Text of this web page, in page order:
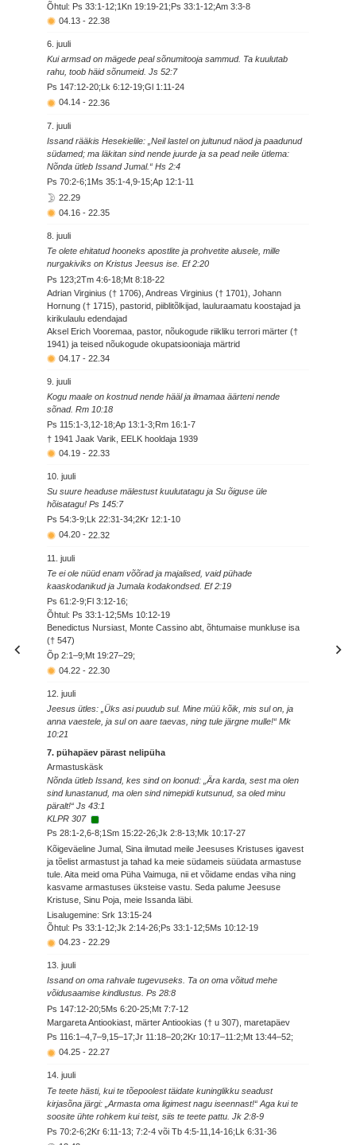
Õhtul: Ps 33:1-12;1Kn 19:19-21;Ps 33:1-12;Am 3:3-8
04.13 - 22.38
6. juuli
Kui armsad on mägede peal sõnumitooja sammud. Ta kuulutab
rahu, toob häid sõnumeid. Js 52:7
Ps 147:12-20;Lk 6:12-19;Gl 1:11-24
04.14 - 22.36
7. juuli
Issand rääkis Hesekielile: „Neil lastel on jultunud näod ja paadunud
südamed; ma läkitan sind nende juurde ja sa pead neile ütlema:
Nõnda ütleb Issand Jumal.“ Hs 2:4
Ps 70:2-6;1Ms 35:1-4,9-15;Ap 12:1-11
22.29
04.16 - 22.35
8. juuli
Te olete ehitatud hooneks apostlite ja prohvetite alusele, mille
nurgakiviks on Kristus Jeesus ise. Ef 2:20
Ps 123;2Tm 4:6-18;Mt 8:18-22
Adrian Virginius († 1706), Andreas Virginius († 1701), Johann
Hornung († 1715), pastorid, piiblitõlkijad, lauluraamatu koostajad ja
kirikulaulu edendajad
Aksel Erich Vooremaa, pastor, nõukogude riikliku terrori märter (†
1941) ja teised nõukogude okupatsiooniaja märtrid
04.17 - 22.34
9. juuli
Kogu maale on kostnud nende hääl ja ilmamaa äärteni nende
sõnad. Rm 10:18
Ps 115:1-3,12-18;Ap 13:1-3;Rm 16:1-7
† 1941 Jaak Varik, EELK hooldaja 1939
04.19 - 22.33
10. juuli
Su suure headuse mälestust kuulutatagu ja Su õiguse üle
hõisatagu! Ps 145:7
Ps 54:3-9;Lk 22:31-34;2Kr 12:1-10
04.20 - 22.32
11. juuli
Te ei ole nüüd enam võõrad ja majalised, vaid pühade
kaaskodanikud ja Jumala kodakondsed. Ef 2:19
Ps 61:2-9;Fl 3:12-16;
Õhtul: Ps 33:1-12;5Ms 10:12-19
Benedictus Nursiast, Monte Cassino abt, õhtumaise munkluse isa
(† 547)
Õp 2:1–9;Mt 19:27–29;
04.22 - 22.30
12. juuli
Jeesus ütles: „Üks asi puudub sul. Mine müü kõik, mis sul on, ja
anna vaestele, ja sul on aare taevas, ning tule järgne mulle!“ Mk
10:21
7. pühapäev pärast nelipüha
Armastuskäsk
Nõnda ütleb Issand, kes sind on loonud: „Ära karda, sest ma olen
sind lunastanud, ma olen sind nimepidi kutsunud, sa oled minu
päralt!“ Js 43:1
KLPR 307
Ps 28:1-2,6-8;1Sm 15:22-26;Jk 2:8-13;Mk 10:17-27
Kõigeväeline Jumal, Sina ilmutad meile Jeesuses Kristuses igavest
ja tõelist armastust ja tahad ka meie südameis süüdata armastuse
tule. Aita meid oma Püha Vaimuga, nii et võidame endas viha ning
kasvame armastuses üksteise vastu. Seda palume Jeesuse
Kristuse, Sinu Poja, meie Issanda läbi.
Lisalugemine: Srk 13:15-24
Õhtul: Ps 33:1-12;Jk 2:14-26;Ps 33:1-12;5Ms 10:12-19
04.23 - 22.29
13. juuli
Issand on oma rahvale tugevuseks. Ta on oma võitud mehe
võidusaamise kindlustus. Ps 28:8
Ps 147:12-20;5Ms 6:20-25;Mt 7:7-12
Margareta Antiookiast, märter Antiookias († u 307), maretapäev
Ps 116:1–4,7–9,15–17;Jr 11:18–20;2Kr 10:17–11:2;Mt 13:44–52;
04.25 - 22.27
14. juuli
Te teete hästi, kui te tõepoolest täidate kuninglikku seadust
kirjasõna järgi: „Armasta oma ligimest nagu iseennast!“ Aga kui te
soosite ühte rohkem kui teist, siis te teete pattu. Jk 2:8-9
Ps 70:2-6;2Kr 6:11-13; 7:2-4 või Tb 4:5-11,14-16;Lk 6:31-36